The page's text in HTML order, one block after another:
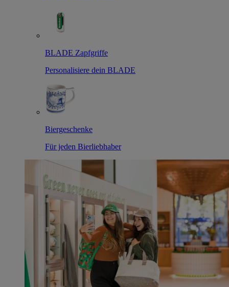
BLADE Zapfgriffe
Personalisiere dein BLADE
Biergeschenke
Für jeden Bierliebhaber